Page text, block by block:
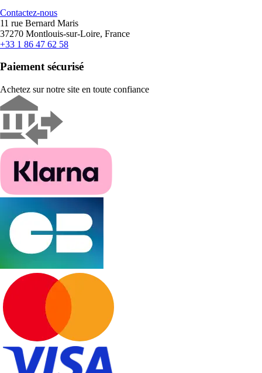
Contactez-nous
11 rue Bernard Maris
37270 Montlouis-sur-Loire, France
+33 1 86 47 62 58
Paiement sécurisé
Achetez sur notre site en toute confiance